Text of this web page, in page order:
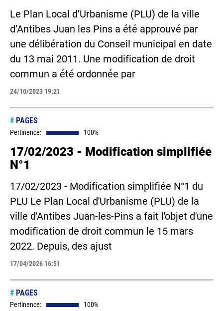
Le Plan Local d’Urbanisme (PLU) de la ville
d’Antibes Juan les Pins a été approuvé par
une délibération du Conseil municipal en date
du 13 mai 2011. Une modification de droit
commun a été ordonnée par
24/10/2023 19:21
# PAGES
Pertinence: 100%
17/02/2023 - Modification simplifiée
N°1
17/02/2023 - Modification simplifiée N°1 du
PLU Le Plan Local d'Urbanisme (PLU) de la
ville d'Antibes Juan-les-Pins a fait l'objet d'une
modification de droit commun le 15 mars
2022. Depuis, des ajust
17/04/2026 16:51
# PAGES
Pertinence: 100%